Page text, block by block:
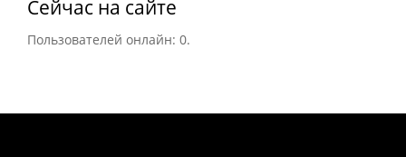
Сейчас на сайте
Пользователей онлайн: 0.